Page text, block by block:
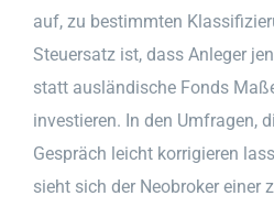
auf, zu bestimmten
Steuersatz ist, dass Anleger
statt ausländische Fonds
investieren. In den Umfragen,
Gespräch leicht korrigieren
sieht sich der Neobroker einer